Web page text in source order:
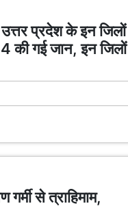
प्रदेश के इन जिलों
की गई जान, इन जिलों
से त्राहिमाम,